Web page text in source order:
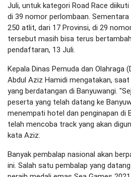
Juli, untuk kategori Road Race
di 39 nomor perlombaan.
250 atlit, dari 17 Provinsi, di 29
tersebut masih bisa terus
pendaftaran, 13 Juli.
Kepala Dinas Pemuda dan Olahraga
Abdul Aziz Hamidi mengatakan,
yang berdatangan di Banyuwangi.
peserta yang telah datang ke
menempati hotel dan penginapan di
telah mencoba track yang akan
kata Aziz.
Banyak pembalap nasional akan
ini. Salah satu pembalap yang